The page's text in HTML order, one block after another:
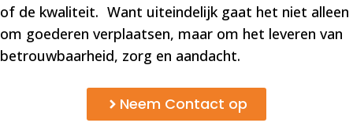
of de kwaliteit. Want uiteindelijk gaat het niet alleen
om goederen verplaatsen, maar om het leveren van
betrouwbaarheid, zorg en aandacht.
Neem Contact op